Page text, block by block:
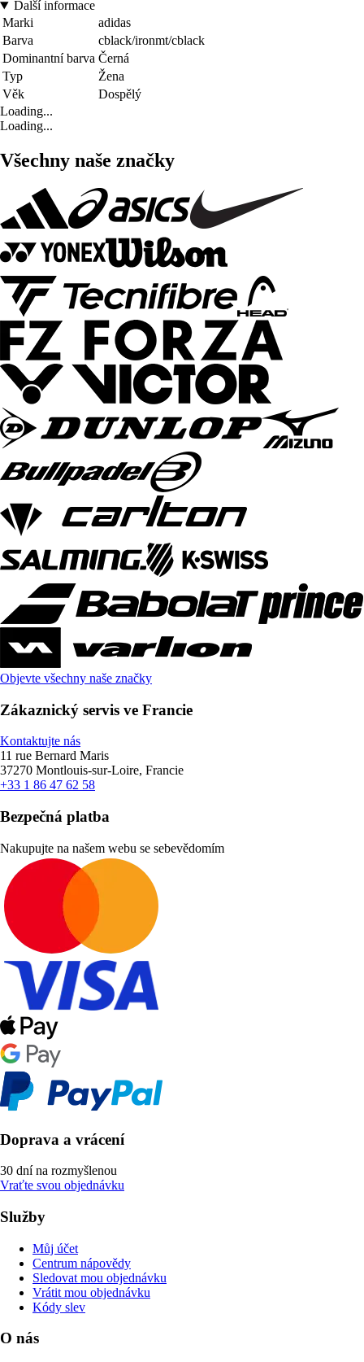
Další informace
Marki
adidas
Barva
cblack/ironmt/cblack
Dominantní barva Černá
Typ
Žena
Věk
Dospělý
Loading...
Loading...
Všechny naše značky
Objevte všechny naše značky
Zákaznický servis ve Francie
Kontaktujte nás
11 rue Bernard Maris
37270 Montlouis-sur-Loire, Francie
+33 1 86 47 62 58
Bezpečná platba
Nakupujte na našem webu se sebevědomím
Doprava a vrácení
30 dní na rozmyšlenou
Vraťte svou objednávku
Služby
Můj účet
Centrum nápovědy
Sledovat mou objednávku
Vrátit mou objednávku
Kódy slev
O nás